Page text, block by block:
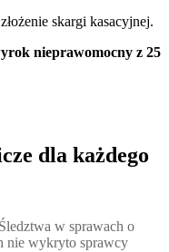
skargi kasacyjnej.
nieprawomocny z 25
dla każdego
w sprawach o
w sprawach o
nie wykryto sprawcy